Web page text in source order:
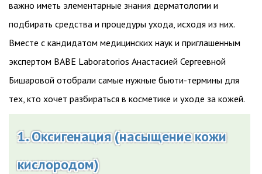
важно иметь элементарные знания дерматологии и
подбирать средства и процедуры ухода, исходя из них.
Вместе с кандидатом медицинских наук и приглашенным
экспертом BABE Laboratorios Анастасией Сергеевной
Бишаровой отобрали самые нужные бьюти-термины для
тех, кто хочет разбираться в косметике и уходе за кожей.
1. Оксигенация (насыщение кожи
кислородом)